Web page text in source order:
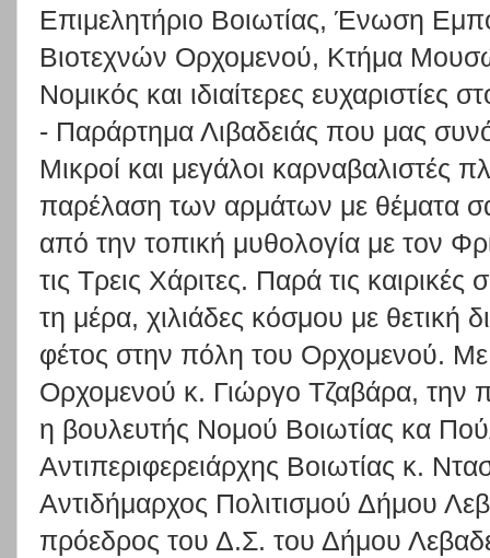
Επιμελητήριο Βοιωτίας, Ένωση
Βιοτεχνών Ορχομενού, Κτήμα
Νομικός και ιδιαίτερες
- Παράρτημα Λιβαδειάς που μας
Μικροί και μεγάλοι καρναβαλιστές
παρέλαση των αρμάτων με θέματα
από την τοπική μυθολογία με τον
τις Τρεις Χάριτες. Παρά τις
τη μέρα, χιλιάδες κόσμου με θετική
φέτος στην πόλη του Ορχομενού.
Ορχομενού κ. Γιώργο Τζαβάρα, την
η βουλευτής Νομού Βοιωτίας κα
Αντιπεριφερειάρχης Βοιωτίας κ.
Αντιδήμαρχος Πολιτισμού Δήμου
πρόεδρος του Δ.Σ. του Δήμου